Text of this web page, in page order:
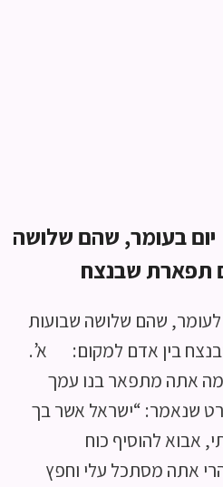
יום בעומר, שהם שלושה
תפארת שבנצח
לעומר, שהם שלושה שבועות
בין אדם למקום: א’.
אתה מתפאר בנו עמך
שנאמר: “ישראל אשר בך
אבוא להוסיף כוח
אתה מסתכל עלי וחפץ